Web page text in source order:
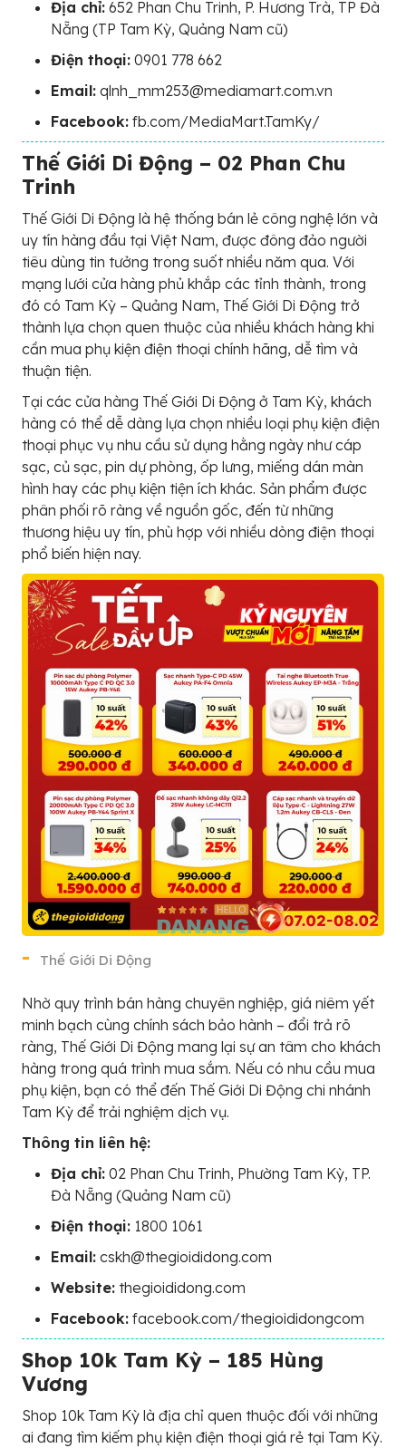
Địa chỉ: 652 Phan Chu Trinh, P. Hương Trà, TP Đà
Nẵng (TP Tam Kỳ, Quảng Nam cũ)
Điện thoại: 0901 778 662
Email: qlnh_mm253@mediamart.com.vn
Facebook: fb.com/MediaMart.TamKy/
Thế Giới Di Động – 02 Phan Chu
Trinh
Thế Giới Di Động là hệ thống bán lẻ công nghệ lớn và
uy tín hàng đầu tại Việt Nam, được đông đảo người
tiêu dùng tin tưởng trong suốt nhiều năm qua. Với
mạng lưới cửa hàng phủ khắp các tỉnh thành, trong
đó có Tam Kỳ – Quảng Nam, Thế Giới Di Động trở
thành lựa chọn quen thuộc của nhiều khách hàng khi
cần mua phụ kiện điện thoại chính hãng, dễ tìm và
thuận tiện.
Tại các cửa hàng Thế Giới Di Động ở Tam Kỳ, khách
hàng có thể dễ dàng lựa chọn nhiều loại phụ kiện điện
thoại phục vụ nhu cầu sử dụng hằng ngày như cáp
sạc, củ sạc, pin dự phòng, ốp lưng, miếng dán màn
hình hay các phụ kiện tiện ích khác. Sản phẩm được
phân phối rõ ràng về nguồn gốc, đến từ những
thương hiệu uy tín, phù hợp với nhiều dòng điện thoại
phổ biến hiện nay.
Thế Giới Di Động
Nhờ quy trình bán hàng chuyên nghiệp, giá niêm yết
minh bạch cùng chính sách bảo hành – đổi trả rõ
ràng, Thế Giới Di Động mang lại sự an tâm cho khách
hàng trong quá trình mua sắm. Nếu có nhu cầu mua
phụ kiện, bạn có thể đến Thế Giới Di Động chi nhánh
Tam Kỳ để trải nghiệm dịch vụ.
Thông tin liên hệ:
Địa chỉ: 02 Phan Chu Trinh, Phường Tam Kỳ, TP.
Đà Nẵng (Quảng Nam cũ)
Điện thoại: 1800 1061
Email: cskh@thegioididong.com
Website: thegioididong.com
Facebook: facebook.com/thegioididongcom
Shop 10k Tam Kỳ – 185 Hùng
Vương
Shop 10k Tam Kỳ là địa chỉ quen thuộc đối với những
ai đang tìm kiếm phụ kiện điện thoại giá rẻ tại Tam Kỳ.